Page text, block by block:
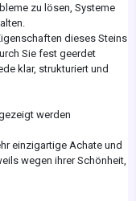
zu lösen, Systeme
dieses Steins
Sie fest geerdet
klar, strukturiert und
werden
einzigartige Achate und
wegen ihrer Schönheit,